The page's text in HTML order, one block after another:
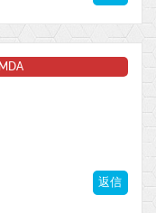
返信